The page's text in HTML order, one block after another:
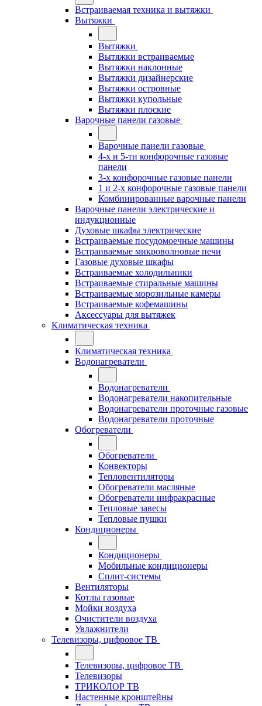
Встраиваемая техника и вытяжки
Вытяжки
Вытяжки
Вытяжки встраиваемые
Вытяжки наклонные
Вытяжки дизайнерские
Вытяжки островные
Вытяжки купольные
Вытяжки плоские
Варочные панели газовые
Варочные панели газовые
4-х и 5-ти конфорочные газовые
панели
3-х конфорочные газовые панели
1 и 2-х конфорочные газовые панели
Комбинированные варочные панели
Варочные панели электрические и
индукционные
Духовые шкафы электрические
Встраиваемые посудомоечные машины
Встраиваемые микроволновые печи
Газовые духовые шкафы
Встраиваемые холодильники
Встраиваемые стиральные машины
Встраиваемые морозильные камеры
Встраиваемые кофемашины
Аксессуары для вытяжек
Климатическая техника
Климатическая техника
Водонагреватели
Водонагреватели
Водонагреватели накопительные
Водонагреватели проточные газовые
Водонагреватели проточные
Обогреватели
Обогреватели
Конвекторы
Тепловентиляторы
Обогреватели масляные
Обогреватели инфракрасные
Тепловые завесы
Тепловые пушки
Кондиционеры
Кондиционеры
Мобильные кондиционеры
Сплит-системы
Вентиляторы
Котлы газовые
Мойки воздуха
Очистители воздуха
Увлажнители
Телевизоры, цифровое ТВ
Телевизоры, цифровое ТВ
Телевизоры
ТРИКОЛОР ТВ
Настенные кронштейны